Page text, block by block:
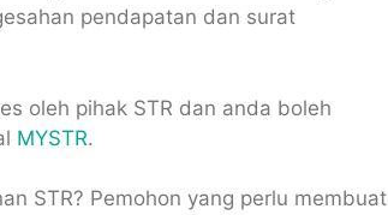
pendapatan dan surat
oleh pihak STR dan anda boleh
MYSTR.
STR? Pemohon yang perlu membuat